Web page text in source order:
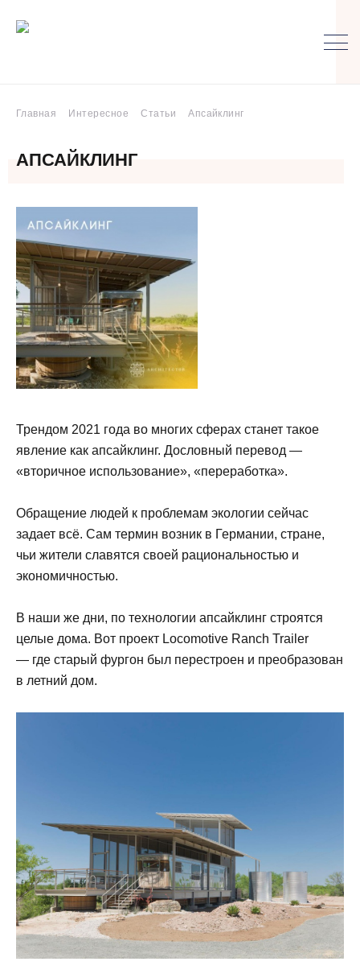
Главная Интересное Статьи Апсайклинг
АПСАЙКЛИНГ
Трендом 2021 года во многих сферах станет такое
явление как апсайклинг. Дословный перевод —
«вторичное использование», «переработка».
Обращение людей к проблемам экологии сейчас
задает всё. Сам термин возник в Германии, стране,
чьи жители славятся своей рациональностью и
экономичностью.
В наши же дни, по технологии апсайклинг строятся
целые дома. Вот проект Locomotive Ranch Trailer
— где старый фургон был перестроен и преобразован
в летний дом.